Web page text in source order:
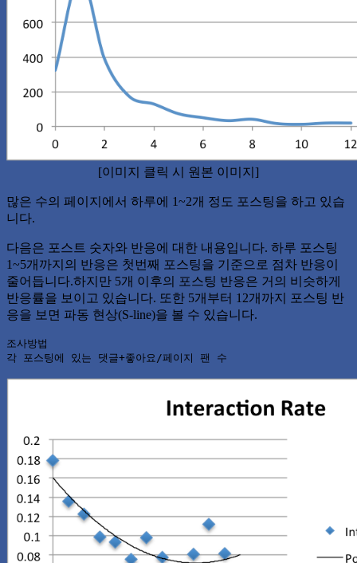
[이미지 클릭 시 원본 이미지]
많은 수의 페이지에서 하루에 1~2개 정도 포스팅을 하고 있습
니다.
다음은 포스트 숫자와 반응에 대한 내용입니다. 하루 포스팅
1~5개까지의 반응은 첫번째 포스팅을 기준으로 점차 반응이
줄어듭니다.하지만 5개 이후의 포스팅 반응은 거의 비슷하게
반응률을 보이고 있습니다. 또한 5개부터 12개까지 포스팅 반
응을 보면 파동 현상(S-line)을 볼 수 있습니다.
조사방법
각 포스팅에 있는 댓글+좋아요/페이지 팬 수